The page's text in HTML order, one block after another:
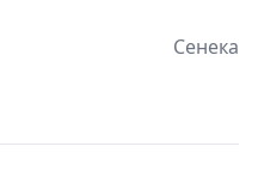
Сенека